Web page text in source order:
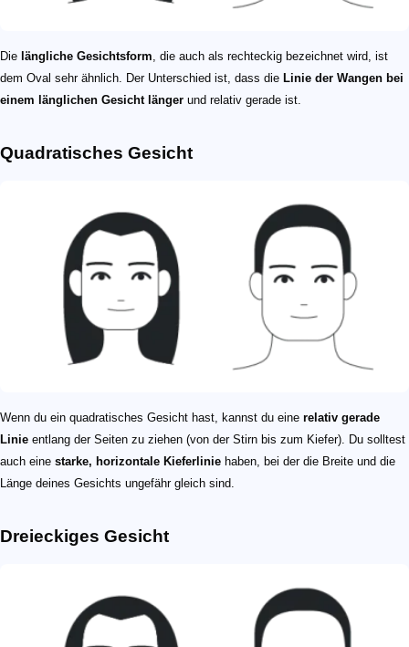
Die längliche Gesichtsform , die auch als rechteckig bezeichnet wird, ist
dem Oval sehr ähnlich. Der Unterschied ist, dass die Linie der Wangen bei
einem länglichen Gesicht länger und relativ gerade ist.
Quadratisches Gesicht
Wenn du ein quadratisches Gesicht hast, kannst du eine relativ gerade
Linie entlang der Seiten zu ziehen (von der Stirn bis zum Kiefer). Du solltest
auch eine starke, horizontale Kieferlinie haben, bei der die Breite und die
Länge deines Gesichts ungefähr gleich sind.
Dreieckiges Gesicht